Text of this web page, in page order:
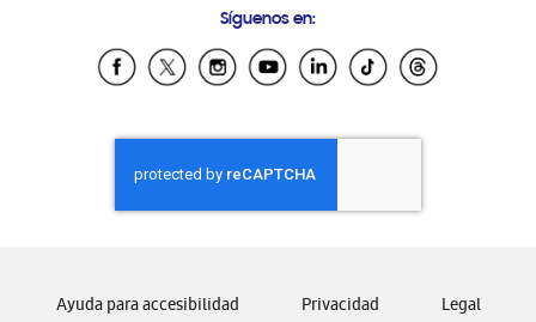
Samsung Ecuador
Samsung El Salvador
Samsung Honduras
Samsung Nicaragua
Samsung Panamá
Samsung Venezuela
Síguenos en:
Ayuda para accesibilidad Privacidad Legal